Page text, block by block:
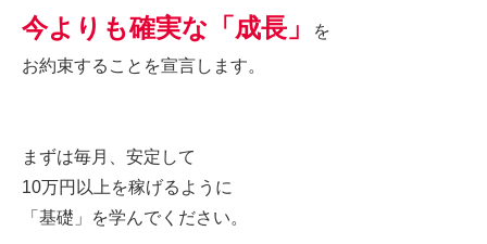
今よりも確実な「成長」
を
お約束することを宣言します。
まずは毎月、安定して
10万円以上を稼げるように
「基礎」を学んでください。